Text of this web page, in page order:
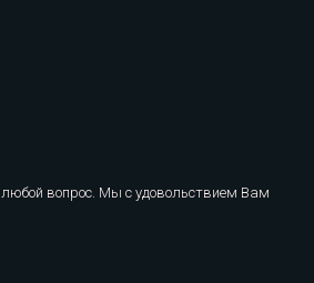
вопрос. Мы с удовольствием Вам